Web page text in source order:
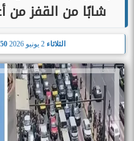
شابًا من القفز من
الثلاثاء